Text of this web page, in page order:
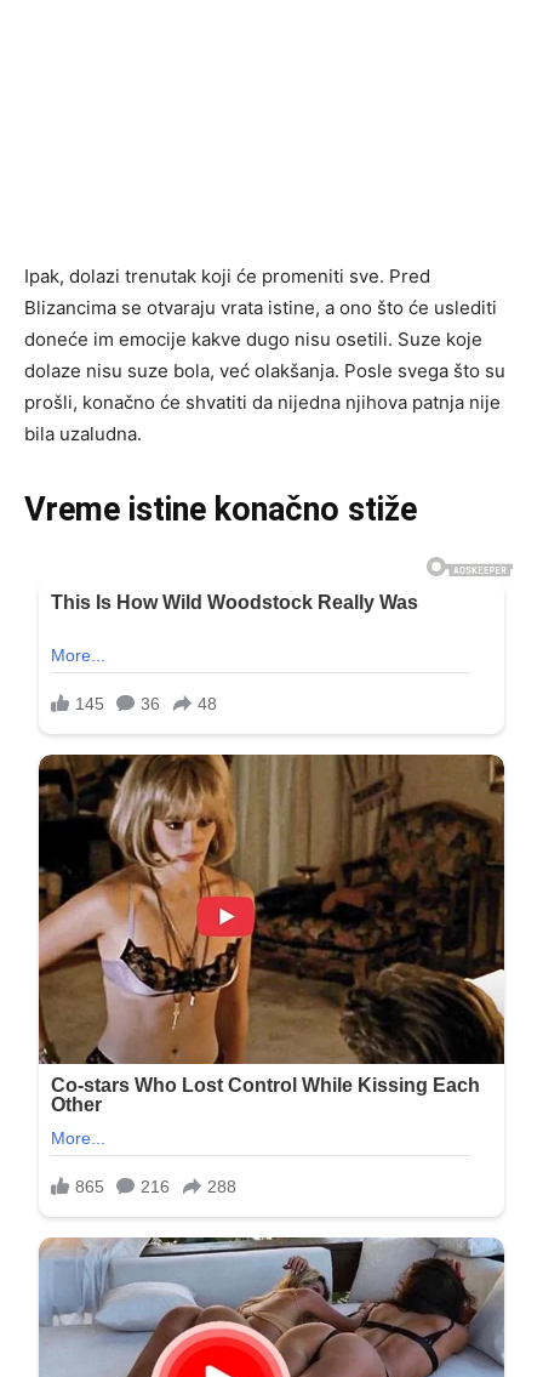
Ipak, dolazi trenutak koji će promeniti sve. Pred
Blizancima se otvaraju vrata istine, a ono što će uslediti
doneće im emocije kakve dugo nisu osetili. Suze koje
dolaze nisu suze bola, već olakšanja. Posle svega što su
prošli, konačno će shvatiti da nijedna njihova patnja nije
bila uzaludna.
Vreme istine konačno stiže